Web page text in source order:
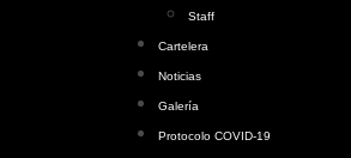
Staff
Cartelera
Noticias
Galería
Protocolo COVID-19